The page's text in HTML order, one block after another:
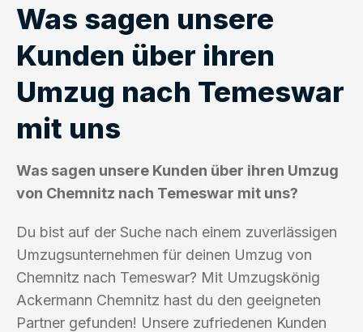
Was sagen unsere
Kunden über ihren
Umzug nach Temeswar
mit uns
Was sagen unsere Kunden über ihren Umzug
von Chemnitz nach Temeswar mit uns?
Du bist auf der Suche nach einem zuverlässigen
Umzugsunternehmen für deinen Umzug von
Chemnitz nach Temeswar? Mit Umzugskönig
Ackermann Chemnitz hast du den geeigneten
Partner gefunden! Unsere zufriedenen Kunden